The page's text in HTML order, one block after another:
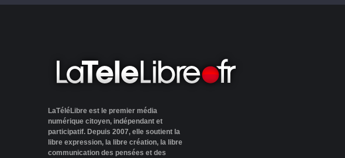
LaTéléLibre est le premier média
numérique citoyen, indépendant et
participatif. Depuis 2007, elle soutient la
libre expression, la libre création, la libre
communication des pensées et des